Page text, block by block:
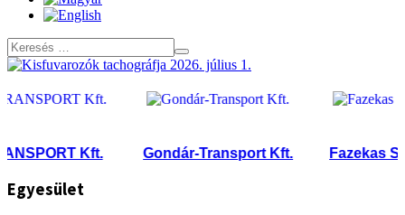
Kft. Gondár-Transport Kft. Fazekas
Egyesület